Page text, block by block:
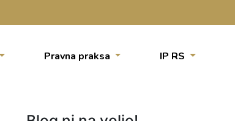
Pravna praksa IP RS